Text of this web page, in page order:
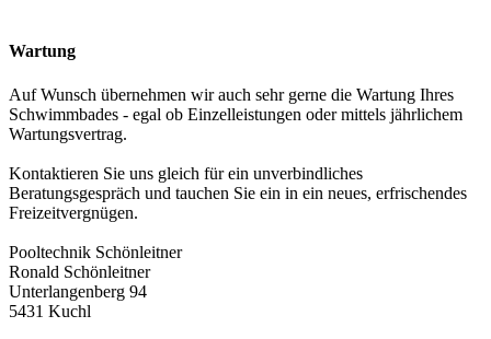
Wartung
Auf Wunsch übernehmen wir auch sehr gerne die Wartung Ihres
Schwimmbades - egal ob Einzelleistungen oder mittels jährlichem
Wartungsvertrag.
Kontaktieren Sie uns gleich für ein unverbindliches
Beratungsgespräch und tauchen Sie ein in ein neues, erfrischendes
Freizeitvergnügen.
Pooltechnik Schönleitner
Ronald Schönleitner
Unterlangenberg 94
5431 Kuchl